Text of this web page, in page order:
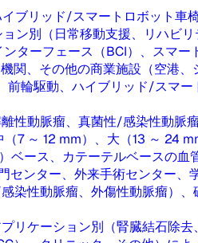
ブリッド/スマートロボット車
ン別（日常移動支援、リハビ
ターフェース（BCI）、スマ
関、その他の商業施設（空港
輪駆動、ハイブリッド/スマ
性動脈瘤、真菌性/感染性動脈
7 ～ 12 mm）、大（13 ～ 24
ース、カテーテルベースの血
ンター、外来手術センター、
染性動脈瘤、外傷性動脈瘤）
リケーション別（腎臓結石除